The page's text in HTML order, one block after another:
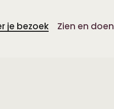
je bezoek Zien en doen